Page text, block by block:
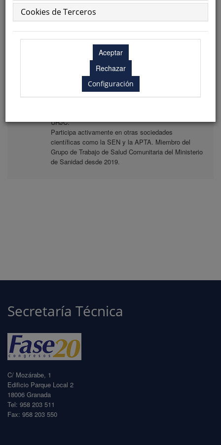
Cookies de Terceros
Configuración
Colegio Profesional de Fisioterapeutas de la
Comunidad de Madrid.
Biografía
Fisioterapeuta, Doctor en investigación del dolor.
Profesor Titular en el grado de fisioterapia del CSEU
La Salle adscrito a la Universidad Autónoma de
Madrid, Coordinador en el grupo de Investigación
URJC.
Participa activamente en otras sociedades
científicas como la SEN y la APTA. Miembro del
Grupo de Trabajo de Salud Comunitaria del Ministerio
de Sanidad desde 2019.
Secretaría Técnica
C/ Mozárabe, 1
Edificio Parque Local 2
18006 Granada
Tel: 958 203 511
Fax: 958 203 550